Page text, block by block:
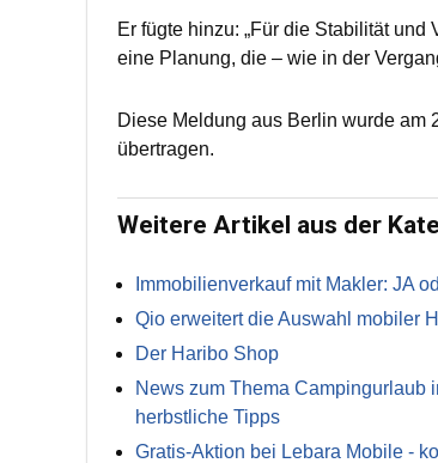
Er fügte hinzu: „Für die Stabilität
eine Planung, die – wie in der
Diese Meldung aus Berlin wurde am
übertragen.
Weitere Artikel aus der
Immobilienverkauf mit Makler: JA
Qio erweitert die Auswahl mobiler
Der Haribo Shop
News zum Thema Campingurlaub
herbstliche Tipps
Gratis-Aktion bei Lebara Mobile -